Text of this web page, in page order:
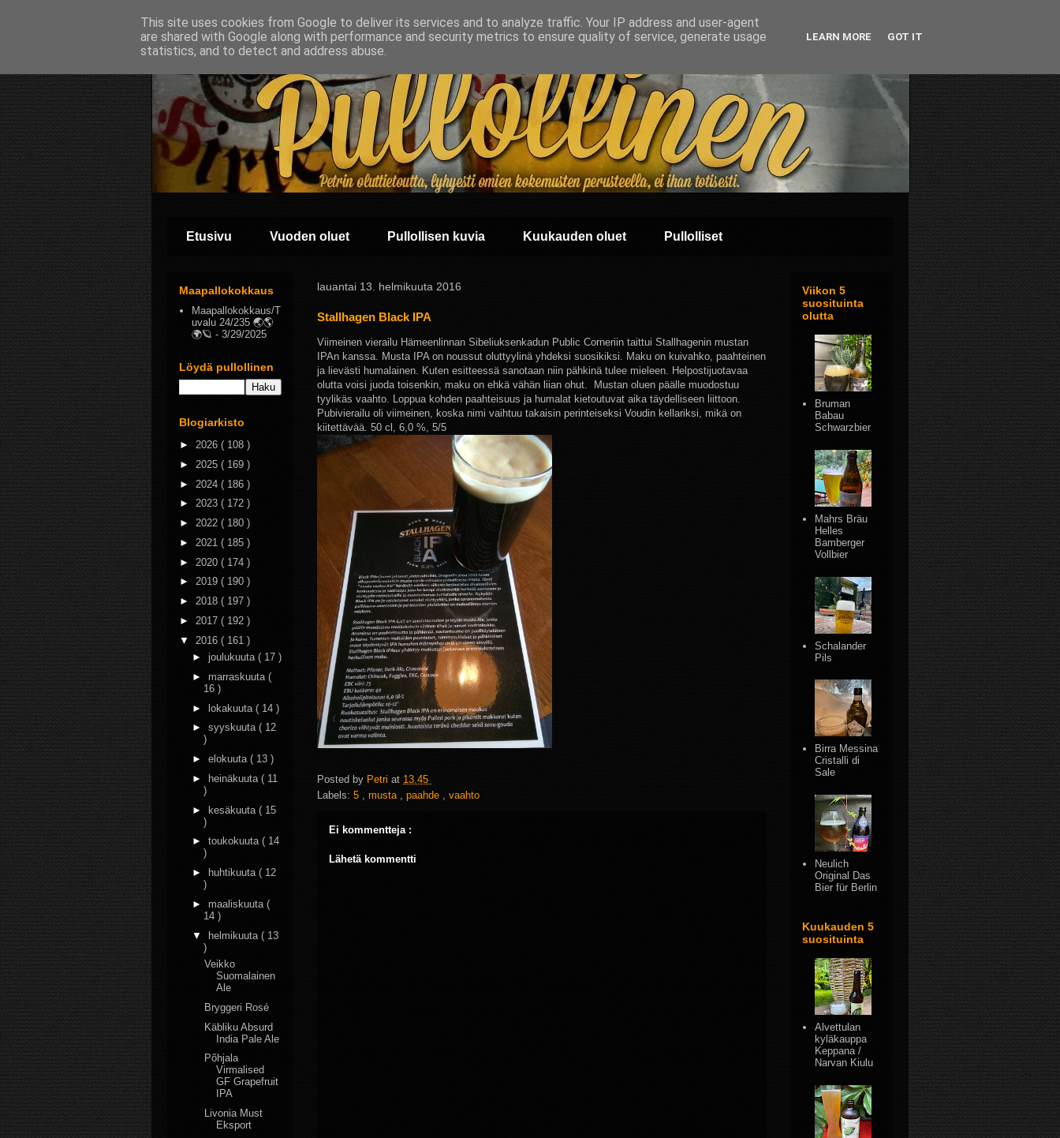
Etusivu Vuoden oluet Pullollisen kuvia Kuukauden oluet Pullolliset
lauantai 13. helmikuuta 2016
Stallhagen Black IPA
Viimeinen vierailu Hämeenlinnan Sibeliuksenkadun Public Corneriin taittui Stallhagenin mustan
IPAn kanssa. Musta IPA on noussut oluttyylinä yhdeksi suosikiksi. Maku on kuivahko, paahteinen
ja lievästi humalainen. Kuten esitteessä sanotaan niin pähkinä tulee mieleen. Helpostijuotavaa
olutta voisi juoda toisenkin, maku on ehkä vähän liian ohut. Mustan oluen päälle muodostuu
tyylikäs vaahto. Loppua kohden paahteisuus ja humalat kietoutuvat aika täydelliseen liittoon.
Pubivierailu oli viimeinen, koska nimi vaihtuu takaisin perinteiseksi Voudin kellariksi, mikä on
kiitettävää. 50 cl, 6,0 %, 5/5
Posted by Petri at 13.45
Labels: 5 musta paahde vaahto
Ei kommentteja :
Lähetä kommentti
Maapallokokkaus
Maapallokokkaus/T
uvalu 24/235 🌏🌎
🌍🪐 - 3/29/2025
Löydä pullollinen
Blogiarkisto
► 2026 ( 108 )
► 2025 ( 169 )
► 2024 ( 186 )
► 2023 ( 172 )
► 2022 ( 180 )
► 2021 ( 185 )
► 2020 ( 174 )
► 2019 ( 190 )
► 2018 ( 197 )
► 2017 ( 192 )
▼ 2016 ( 161 )
► joulukuuta ( 17 )
► marraskuuta (
16 )
► lokakuuta ( 14 )
► syyskuuta ( 12
)
► elokuuta ( 13 )
►
heinäkuuta ( 11
)
► kesäkuuta ( 15
)
► toukokuuta ( 14
)
►
huhtikuuta ( 12
)
► maaliskuuta (
14 )
▼ helmikuuta ( 13
)
Veikko
Suomalainen
Ale
Bryggeri Rosé
Käbliku Absurd
India Pale Ale
Põhjala
Virmalised
GF Grapefruit
IPA
Livonia Must
Eksport
Viikon 5
suosituinta
olutta
Bruman
Babau
Schwarzbier
Mahrs Bräu
Helles
Bamberger
Vollbier
Schalander
Pils
Birra Messina
Cristalli di
Sale
Neulich
Original Das
Bier für Berlin
Kuukauden 5
suosituinta
Alvettulan
kyläkauppa
Keppana /
Narvan Kiulu
This site uses cookies from Google to deliver its services and to analyze traffic. Your IP address and user-agent
are shared with Google along with performance and security metrics to ensure quality of service, generate usage
statistics, and to detect and address abuse.
LEARN MORE GOT IT